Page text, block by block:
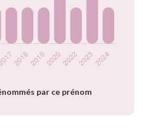
par ce prénom